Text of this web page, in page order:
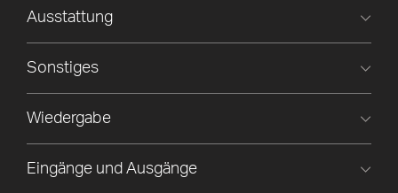
Ausstattung
Sonstiges
Wiedergabe
Eingänge und Ausgänge